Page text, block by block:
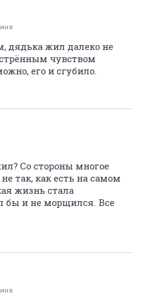
дядька жил далеко не
чувством
его и сгубило.
Со стороны многое
так, как есть на самом
жизнь стала
бы и не морщился. Все